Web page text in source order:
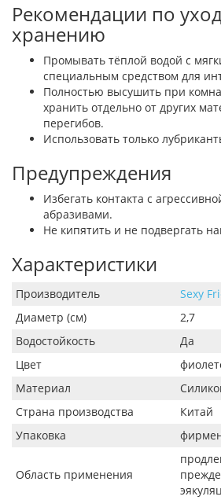
Рекомендации по
хранению
Промывать тёплой водой с
специальным средством для
Полностью высушить при
хранить отдельно от других
перегибов.
Использовать только
Предупреждения
Избегать контакта с
абразивами.
Не кипятить и не подвергать
Характеристики
Производитель
Sexy
Диаметр (см)
2,7
Водостойкость
Да
Цвет
Материал
Страна производства
Китай
Упаковка
Область применения